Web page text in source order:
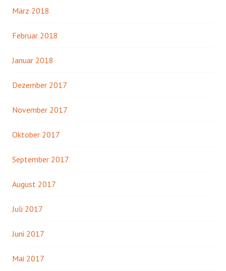
März 2018
Februar 2018
Januar 2018
Dezember 2017
November 2017
Oktober 2017
September 2017
August 2017
Juli 2017
Juni 2017
Mai 2017